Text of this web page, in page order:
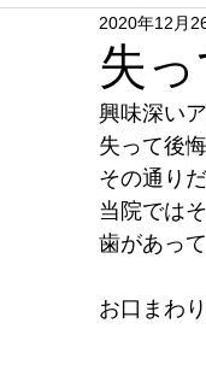
失
2020年12月
興味深い
失って後
その通り
当院では
歯があっ
お口まわ